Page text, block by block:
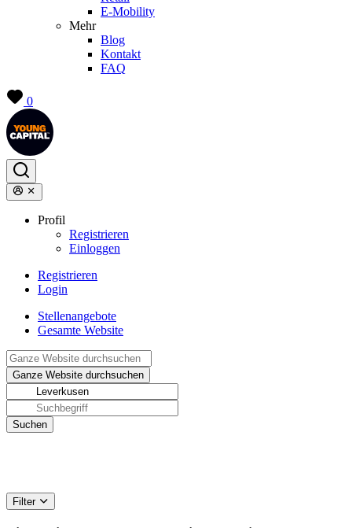
E-Mobility
Mehr
Blog
Kontakt
FAQ
0
Profil
Registrieren
Einloggen
Registrieren
Login
Stellenangebote
Gesamte Website
Filter